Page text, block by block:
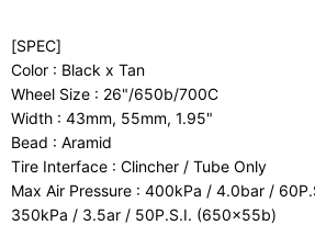
[SPEC]
Color : Black x Tan
Wheel Size : 26"/650b/700C
Width : 43mm, 55mm, 1.95"
Bead : Aramid
Tire Interface : Clincher / Tube Only
Max Air Pressure : 400kPa / 4.0bar /
350kPa / 3.5ar / 50P.S.I. (650x55b)